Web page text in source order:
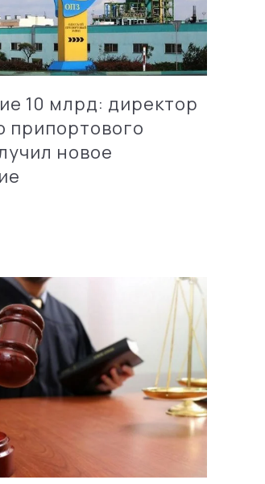
10 млрд: директор
припортового
новое